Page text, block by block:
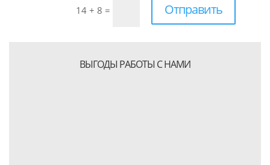
14 + 8 = Отправить
ВЫГОДЫ РАБОТЫ С НАМИ